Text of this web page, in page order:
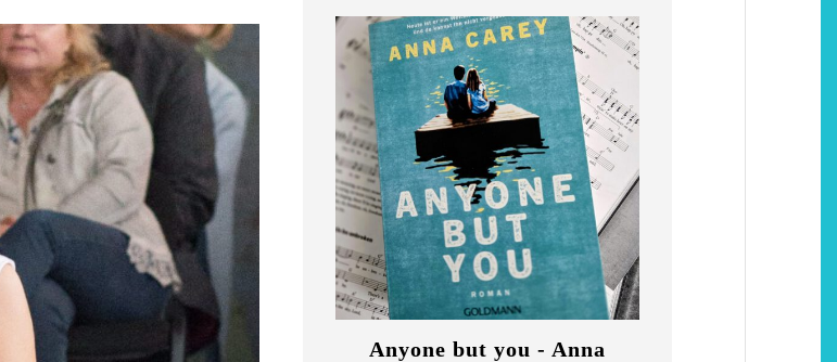
Niederrhein-Buch:
Anyone but you - Anna